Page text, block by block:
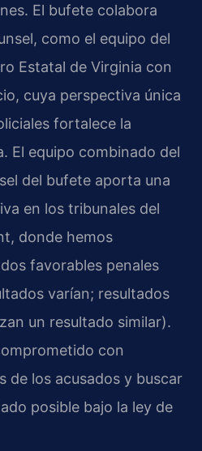
El bufete colabora
como el equipo del
Estatal de Virginia con
cuya perspectiva única
fortalece la
El equipo combinado del
del bufete aporta una
en los tribunales del
donde hemos
favorables penales
varían; resultados
un resultado similar).
con
de los acusados y buscar
posible bajo la ley de